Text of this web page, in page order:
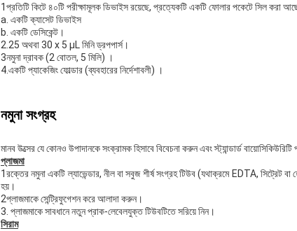
1প্রতিটি কিটে ৪০টি পরীক্ষামূলক ডিভাইস রয়েছে, প্রত্যেকটি একটি ফোলার পকেটে সিল করা
a. একটি ক্যাসেট ডিভাইস
b. একটি ডেসিকেন্ট।
2.25 অথবা 30 x 5 μL মিনি ড্রপপার্স।
3নমুনা দ্রাবক (2 বোতল, 5 মিলি) ।
4.একটি প্যাকেজিং ফোল্ডার (ব্যবহারের নির্দেশাবলী) ।
নমুনা সংগ্রহ
মানব উত্সের যে কোনও উপাদানকে সংক্রামক হিসাবে বিবেচনা করুন এবং স্ট্যান্ডার্ড
প্লাজমা
1রক্তের নমুনা একটি ল্যাভেন্ডার, নীল বা সবুজ শীর্ষ সংগ্রহ টিউব (যথাক্রমে EDTA, সিট্রেট
হয়।
2প্লাজমাকে সেন্ট্রিফুগেশন করে আলাদা করুন।
3. প্লাজমাকে সাবধানে নতুন প্রাক-লেবেলযুক্ত টিউবটিতে সরিয়ে নিন।
সিরাম